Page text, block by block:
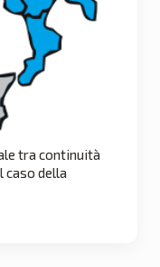
tra continuità
della